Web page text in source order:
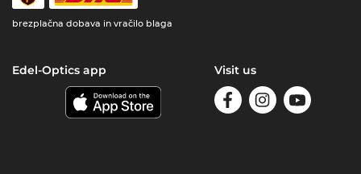
brezplačna dobava in vračilo blaga
Edel-Optics app Visit us